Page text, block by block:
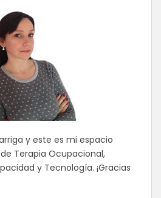
y este es mi espacio
Terapia Ocupacional,
y Tecnología. ¡Gracias